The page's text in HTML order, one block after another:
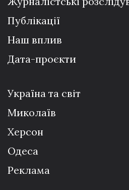
Публікації
Наш вплив
Дата-проєкти
Україна та світ
Миколаїв
Херсон
Одеса
Реклама